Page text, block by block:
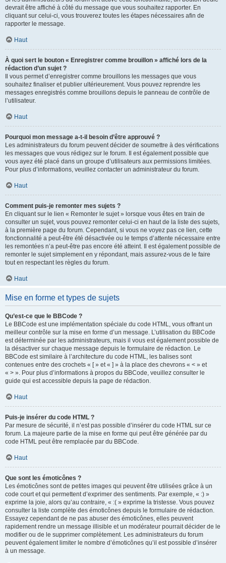
devrait être affiché à côté du message que vous souhaitez rapporter. En
cliquant sur celui-ci, vous trouverez toutes les étapes nécessaires afin de
rapporter le message.
Haut
À quoi sert le bouton « Enregistrer comme brouillon » affiché lors de la
rédaction d’un sujet ?
Il vous permet d’enregistrer comme brouillons les messages que vous
souhaitez finaliser et publier ultérieurement. Vous pouvez reprendre les
messages enregistrés comme brouillons depuis le panneau de contrôle de
l’utilisateur.
Haut
Pourquoi mon message a-t-il besoin d’être approuvé ?
Les administrateurs du forum peuvent décider de soumettre à des vérifications
les messages que vous rédigez sur le forum. Il est également possible que
vous ayez été placé dans un groupe d’utilisateurs aux permissions limitées.
Pour plus d’informations, veuillez contacter un administrateur du forum.
Haut
Comment puis-je remonter mes sujets ?
En cliquant sur le lien « Remonter le sujet » lorsque vous êtes en train de
consulter un sujet, vous pouvez remonter celui-ci en haut de la liste des sujets,
à la première page du forum. Cependant, si vous ne voyez pas ce lien, cette
fonctionnalité a peut-être été désactivée ou le temps d’attente nécessaire entre
les remontées n’a peut-être pas encore été atteint. Il est également possible de
remonter le sujet simplement en y répondant, mais assurez-vous de le faire
tout en respectant les règles du forum.
Haut
Mise en forme et types de sujets
Qu’est-ce que le BBCode ?
Le BBCode est une implémentation spéciale du code HTML, vous offrant un
meilleur contrôle sur la mise en forme d’un message. L’utilisation du BBCode
est déterminée par les administrateurs, mais il vous est également possible de
la désactiver sur chaque message depuis le formulaire de rédaction. Le
BBCode est similaire à l’architecture du code HTML, les balises sont
contenues entre des crochets « [ » et « ] » à la place des chevrons « < » et
« > ». Pour plus d’informations à propos du BBCode, veuillez consulter le
guide qui est accessible depuis la page de rédaction.
Haut
Puis-je insérer du code HTML ?
Par mesure de sécurité, il n’est pas possible d’insérer du code HTML sur ce
forum. La majeure partie de la mise en forme qui peut être générée par du
code HTML peut être remplacée par du BBCode.
Haut
Que sont les émoticônes ?
Les émoticônes sont de petites images qui peuvent être utilisées grâce à un
code court et qui permettent d’exprimer des sentiments. Par exemple, « :) »
exprime la joie, alors qu’au contraire, « :( » exprime la tristesse. Vous pouvez
consulter la liste complète des émoticônes depuis le formulaire de rédaction.
Essayez cependant de ne pas abuser des émoticônes, elles peuvent
rapidement rendre un message illisible et un modérateur pourrait décider de le
modifier ou de le supprimer complètement. Les administrateurs du forum
peuvent également limiter le nombre d’émoticônes qu’il est possible d’insérer
à un message.